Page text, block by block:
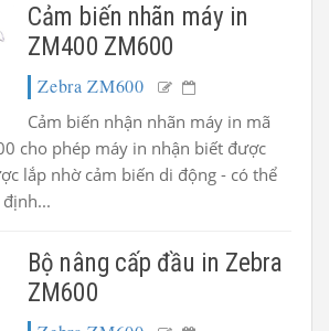
Cảm biến nhãn máy in
ZM400 ZM600
Zebra ZM600
Cảm biến nhận nhãn máy in mã
cho phép máy in nhận biết được
lắp nhờ cảm biến di động - có thể
Bộ nâng cấp đầu in Zebra
ZM600